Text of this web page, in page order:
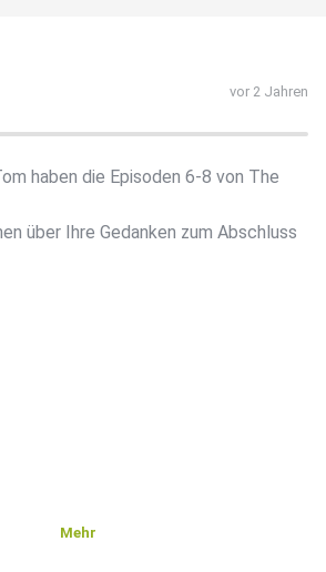
vor 2 Jahren
haben die Episoden 6-8 von The
über Ihre Gedanken zum Abschluss
Mehr